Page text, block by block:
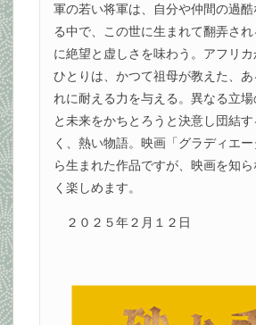
軍の若い将軍は、自分や仲間の過
る中で、この世に生まれて翻弄さ
に絶望と虚しさを味わう。アフリ
ひとりは、かつて祖母が教えた、
れに耐える力を与える。異なる立場
と未来をかちとろうと決意し団結
く、熱い物語。映画「グラディエ
ら生まれた作品ですが、映画を知
く楽しめます。
２０２５年２月１２日